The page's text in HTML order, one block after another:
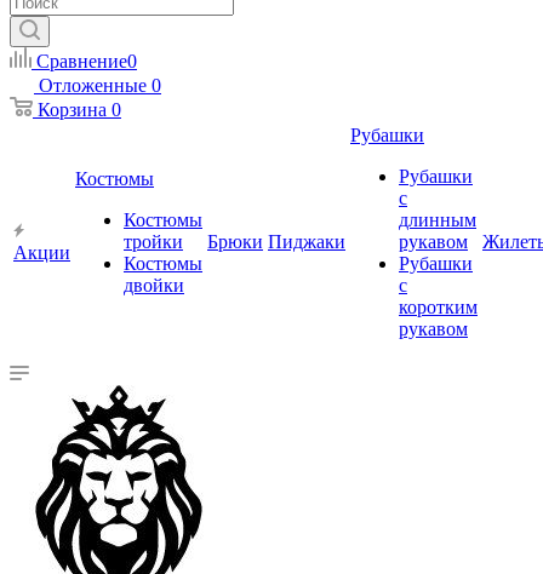
Сравнение0
Отложенные 0
Корзина 0
Акции
Костюмы
Костюмы
тройки
Костюмы
двойки
Брюки Пиджаки
Рубашки
Рубашки
с
длинным
рукавом
Рубашки
с
коротким
рукавом